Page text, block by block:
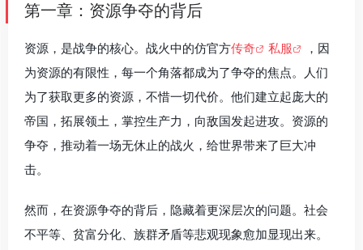
第一章：资源争夺的背后
资源，是战争的核心。战火中的仿官方传奇 私服
，因
为资源的有限性，每一个角落都成为了争夺的焦点。人们
为了获取更多的资源，不惜一切代价。他们建立起庞大的
帝国，拓展领土，掌控生产力，向敌国发起进攻。资源的
争夺，推动着一场无休止的战火，给世界带来了巨大冲
击。
然而，在资源争夺的背后，隐藏着更深层次的问题。社会
不平等、贫富分化、族群矛盾等悲观现象愈加显现出来。